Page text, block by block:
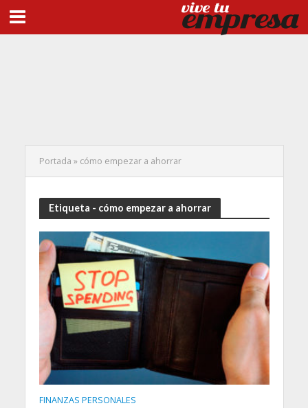
Portada » cómo empezar a ahorrar
Etiqueta - cómo empezar a ahorrar
FINANZAS PERSONALES